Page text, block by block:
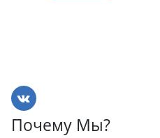
Почему Мы?